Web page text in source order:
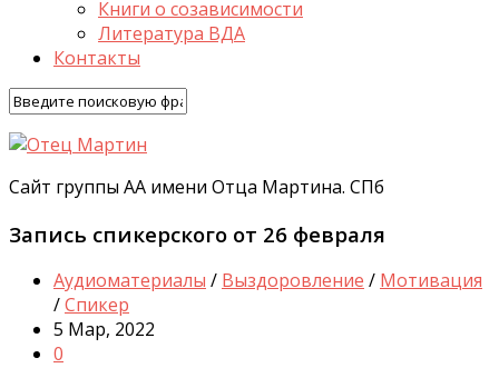
Книги о созависимости
Литература ВДА
Контакты
Сайт группы АА имени Отца Мартина. СПб
Запись спикерского от 26 февраля
Аудиоматериалы / Выздоровление / Мотивация
/Спикер
5 Мар, 2022
0